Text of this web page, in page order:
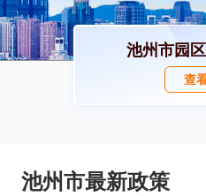
池州市园
查
池州市最新政策